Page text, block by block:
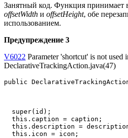
Занятный код. Функция принимает
offsetWidth и offsetHeight, обе
использованием.
Предупреждение 3
V6022 Parameter 'shortcut' is not used
DeclarativeTrackingAction.java(47)
public
  super(id);
  this.caption = caption;
this.description =
  this.icon = icon;